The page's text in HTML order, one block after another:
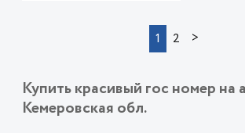
1 2 >
Купить красивый гос номер на
Кемеровская обл.